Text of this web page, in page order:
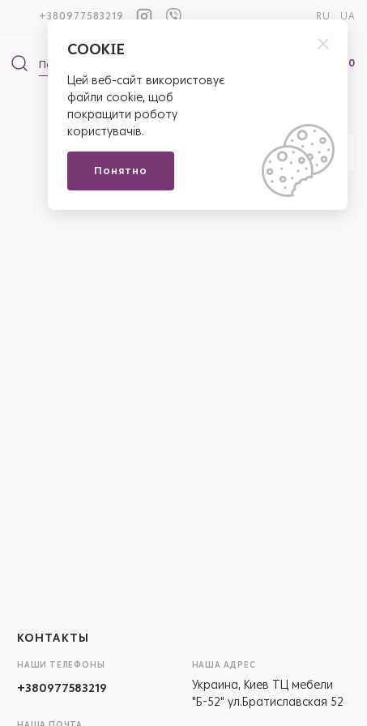
+380977583219 RU UA
0
Новинки
КОНТАКТЫ
НАШИ ТЕЛЕФОНЫ
+380977583219
НАША АДРЕС
Украина, Киев ТЦ мебели
"Б-52" ул.Братиславская 52
COOKIE
Цей веб-сайт використовує
файли cookie, щоб
покращити роботу
користувачів.
Понятно